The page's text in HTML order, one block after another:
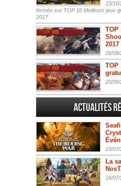
23/
fermés sur TOP 10 Meilleurs jeux
2017
TOP
2017
26/
TOP
20/
Actualités
23/
La
16/